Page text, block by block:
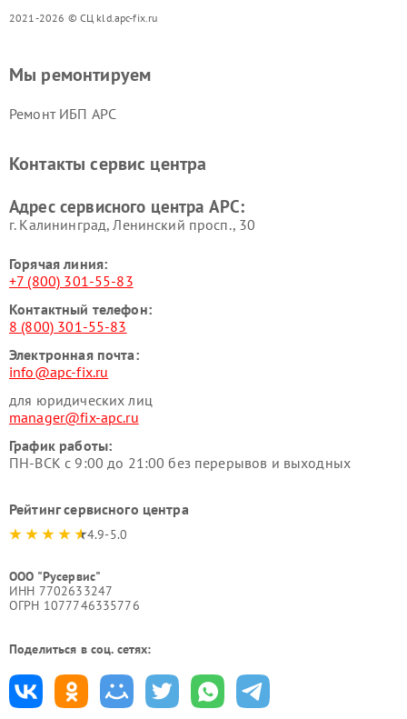
2021-2026 © СЦ kld.apc-fix.ru
Мы ремонтируем
Ремонт ИБП APC
Контакты сервис центра
Адрес сервисного центра APC:
г. Калининград, Ленинский просп., 30
Горячая линия:
+7 (800) 301-55-83
Контактный телефон:
8 (800) 301-55-83
Электронная почта:
info@apc-fix.ru
для юридических лиц
manager@fix-apc.ru
График работы:
ПН-ВСК с 9:00 до 21:00 без перерывов и выходных
Рейтинг сервисного центра
4.9-5.0
ООО "Русервис"
ИНН 7702633247
ОГРН 1077746335776
Поделиться в соц. сетях: